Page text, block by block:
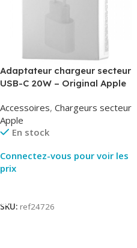
Adaptateur chargeur secteur
USB-C 20W – Original Apple
Original
Accessoires, Chargeurs secteur
Apple
En stock
Connectez-vous pour voir les
prix
SKU: ref24726